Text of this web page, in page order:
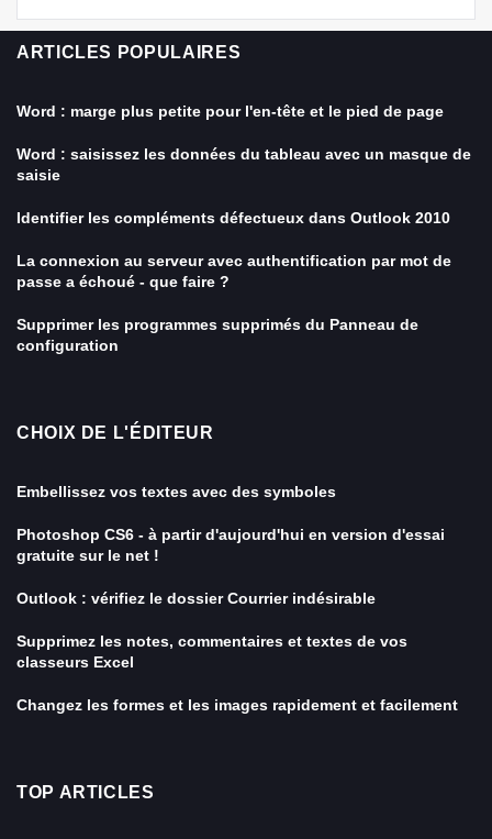
ARTICLES POPULAIRES
Word : marge plus petite pour l'en-tête et le pied de page
Word : saisissez les données du tableau avec un masque de
saisie
Identifier les compléments défectueux dans Outlook 2010
La connexion au serveur avec authentification par mot de
passe a échoué - que faire ?
Supprimer les programmes supprimés du Panneau de
configuration
CHOIX DE L'ÉDITEUR
Embellissez vos textes avec des symboles
Photoshop CS6 - à partir d'aujourd'hui en version d'essai
gratuite sur le net !
Outlook : vérifiez le dossier Courrier indésirable
Supprimez les notes, commentaires et textes de vos
classeurs Excel
Changez les formes et les images rapidement et facilement
TOP ARTICLES